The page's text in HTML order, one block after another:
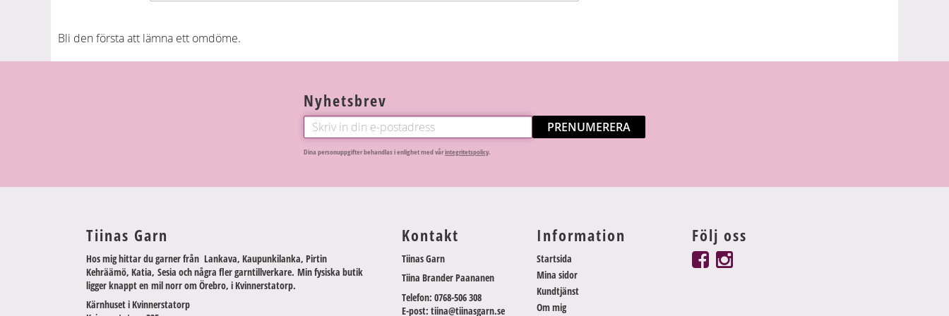
Bli den första att lämna ett omdöme.
Nyhetsbrev
PRENUMERERA
Dina personuppgifter behandlas i enlighet med vårintegritetspolicy.
Tiinas Garn
Hos mig hittar du garner från Lankava, Kaupunkilanka, Pirtin
Kehräämö, Katia, Sesia och några fler garntillverkare. Min fysiska butik
ligger knappt en mil norr om Örebro, i Kvinnerstatorp.
Kärnhuset i Kvinnerstatorp
Kontakt
Tiinas Garn
Tiina Brander Paananen
Telefon: 0768-506 308
E-post: tiina@tiinasgarn.se
Information
Startsida
Mina sidor
Kundtjänst
Om mig
Följ oss